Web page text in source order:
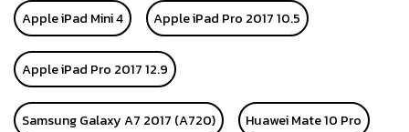
Apple iPad Mini 4 Apple iPad Pro 2017 10.5
Apple iPad Pro 2017 12.9
Samsung Galaxy A7 2017 (A720) Huawei Mate 10 Pro